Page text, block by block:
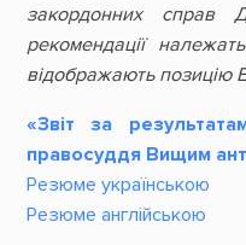
закордонних справ
рекомендації
відображають позицію
«Звіт за
правосуддя Вищим
Резюме українською
Резюме англійською